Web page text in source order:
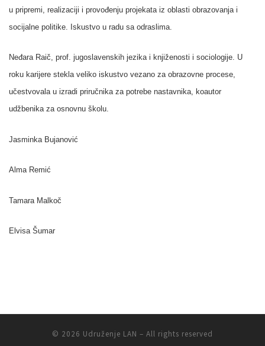
u pripremi, realizaciji i provođenju projekata iz oblasti obrazovanja i
socijalne politike. Iskustvo u radu sa odraslima.
Neđara Raič, prof. jugoslavenskih jezika i knjiženosti i sociologije. U
roku karijere stekla veliko iskustvo vezano za obrazovne procese,
učestvovala u izradi priručnika za potrebe nastavnika, koautor
udžbenika za osnovnu školu.
Jasminka Bujanović
Alma Remić
Tamara Malkoč
Elvisa Šumar
© 2026 Udruženje LAN – All rights reserved